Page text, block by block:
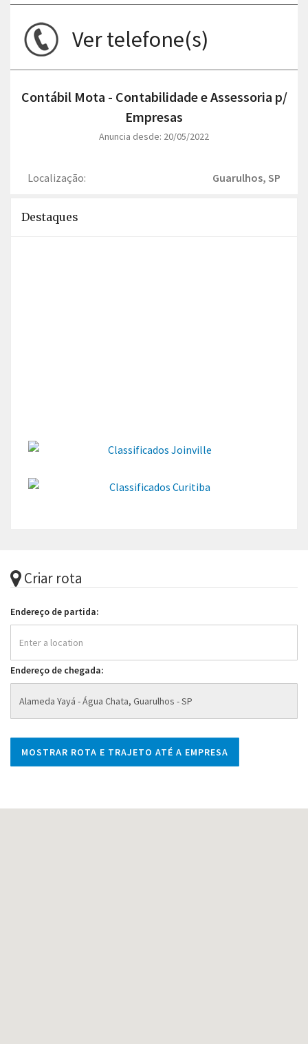
Ver telefone(s)
Contábil Mota - Contabilidade e Assessoria p/
Empresas
Anuncia desde: 20/05/2022
Localização: Guarulhos, SP
Destaques
Criar rota
Endereço de partida:
Endereço de chegada: